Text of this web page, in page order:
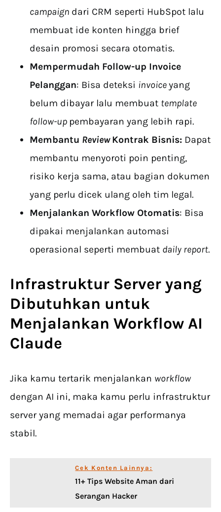
campaign dari CRM seperti HubSpot lalu
membuat ide konten hingga brief
desain promosi secara otomatis.
Mempermudah Follow-up Invoice
Pelanggan: Bisa deteksi invoiceyang
belum dibayar lalu membuat template
follow-up pembayaran yang lebih rapi.
Membantu ReviewKontrak Bisnis: Dapat
membantu menyoroti poin penting,
risiko kerja sama, atau bagian dokumen
yang perlu dicek ulang oleh tim legal.
Menjalankan Workflow Otomatis: Bisa
dipakai menjalankan automasi
operasional seperti membuat daily report.
Infrastruktur Server yang
Dibutuhkan untuk
Menjalankan Workflow AI
Claude
Jika kamu tertarik menjalankan workflow
dengan AI ini, maka kamu perlu infrastruktur
server yang memadai agar performanya
stabil.
Cek Konten Lainnya:
11+ Tips Website Aman dari
Serangan Hacker